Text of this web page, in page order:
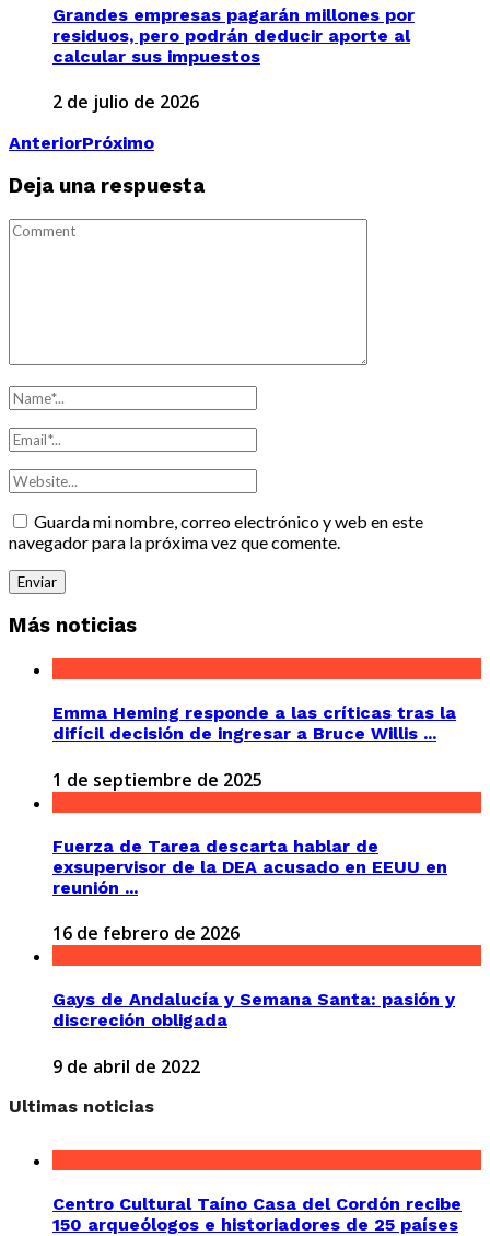
Grandes empresas pagarán millones por
residuos, pero podrán deducir aporte al
calcular sus impuestos
2 de julio de 2026
AnteriorPróximo
Deja una respuesta
Guarda mi nombre, correo electrónico y web en este
navegador para la próxima vez que comente.
Más noticias
Emma Heming responde a las críticas tras la
difícil decisión de ingresar a Bruce Willis ...
1 de septiembre de 2025
Fuerza de Tarea descarta hablar de
exsupervisor de la DEA acusado en EEUU en
reunión ...
16 de febrero de 2026
Gays de Andalucía y Semana Santa: pasión y
discreción obligada
9 de abril de 2022
Ultimas noticias
Centro Cultural Taíno Casa del Cordón recibe
150 arqueólogos e historiadores de 25 países